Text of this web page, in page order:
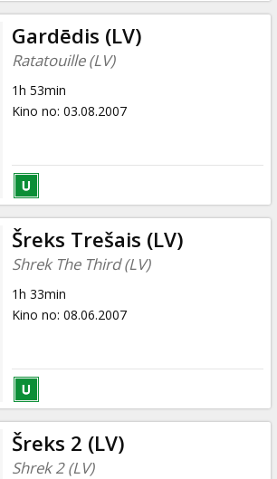
Gardēdis (LV)
Ratatouille (LV)
1h 53min
Kino no: 03.08.2007
Šreks Trešais (LV)
Shrek The Third (LV)
1h 33min
Kino no: 08.06.2007
Šreks 2 (LV)
Shrek 2 (LV)